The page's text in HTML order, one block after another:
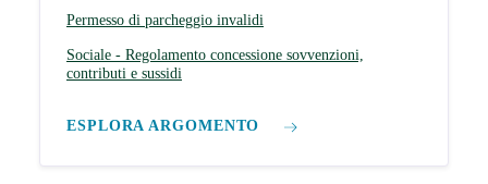
Permesso di parcheggio invalidi
Sociale - Regolamento concessione sovvenzioni,
contributi e sussidi
ESPLORA ARGOMENTO